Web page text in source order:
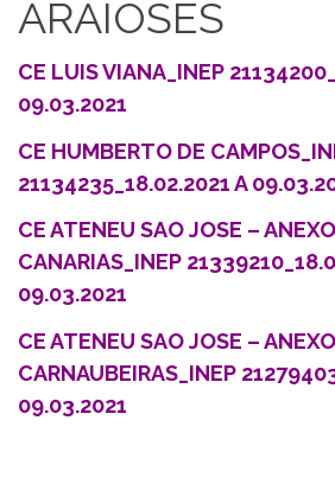
ARAIOSES
CE LUIS VIANA_INEP
09.03.2021
CE HUMBERTO DE
21134235_18.02.2021 A
CE ATENEU SAO JOSE –
CANARIAS_INEP
09.03.2021
CE ATENEU SAO JOSE –
CARNAUBEIRAS_INEP
09.03.2021